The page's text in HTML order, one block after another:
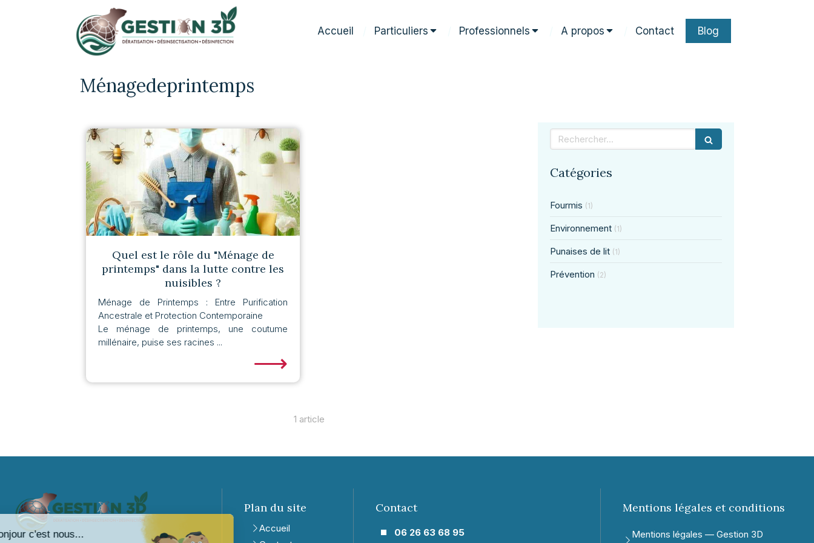
Accueil Particuliers Professionnels A propos Contact Blog
Ménagedeprintemps
Quel est le rôle du "Ménage de
printemps" dans la lutte contre les
nuisibles ?
Ménage de Printemps : Entre Purification
Ancestrale et Protection Contemporaine
Le ménage de printemps, une coutume
millénaire, puise ses racines ...
⟶
1 article
Rechercher
Catégories
Fourmis (1)
Environnement (1)
Punaises de lit (1)
Prévention (2)
Plan du site
Accueil
Contact
06 26 63 68 95
Mentions légales et conditions
Mentions légales — Gestion 3D